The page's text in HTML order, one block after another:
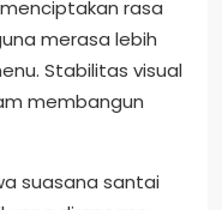
rasa
merasa lebih
Stabilitas visual
membangun
suasana santai